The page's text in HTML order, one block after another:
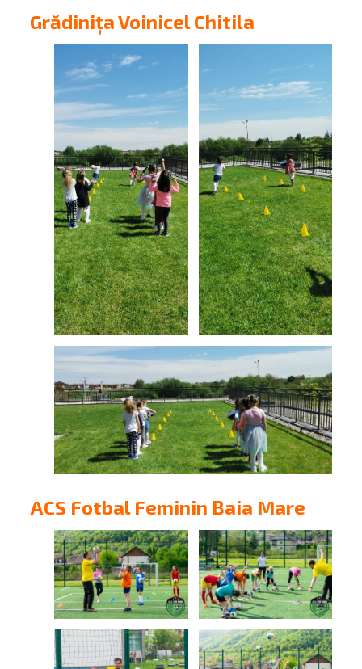
Grădinița Voinicel Chitila
ACS Fotbal Feminin Baia Mare